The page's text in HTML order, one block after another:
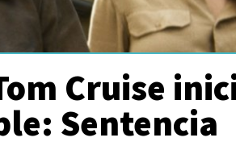
Cruise
Sentencia